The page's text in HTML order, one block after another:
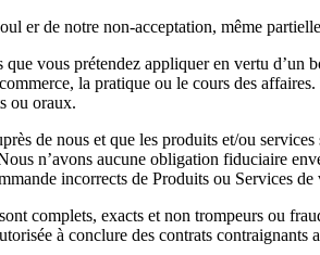
er de notre non-acceptation, même
vous prétendez appliquer en vertu d’un
la pratique ou le cours des affaires.
ou oraux.
de nous et que les produits et/ou services
n’avons aucune obligation fiduciaire
incorrects de Produits ou Services de
complets, exacts et non trompeurs ou
à conclure des contrats contraignants